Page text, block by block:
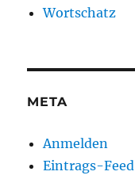
Wortschatz
META
Anmelden
Eintrags-Feed